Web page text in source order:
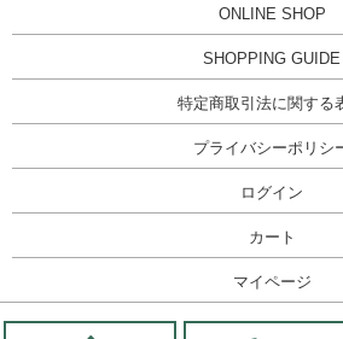
ONLINE SHOP
SHOPPING GUIDE
特定商取引法に関する
プライバシーポリシ
ログイン
カート
マイページ